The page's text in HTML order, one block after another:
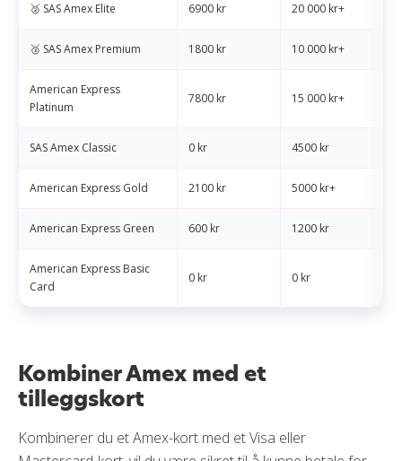
🥈 SAS Amex Elite 6900 kr 20 000 kr+
🥉 SAS Amex Premium 1800 kr 10 000 kr+
American Express
Platinum
7800 kr 15 000 kr+
SAS Amex Classic 0 kr 4500 kr
American Express Gold 2100 kr 5000 kr+
American Express Green 600 kr 1200 kr
American Express Basic
Card
0 kr 0 kr
Kombiner Amex med et
tilleggskort
Kombinerer du et Amex-kort med et Visa eller